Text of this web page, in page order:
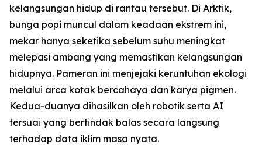
kelangsungan hidup di rantau tersebut. Di Arktik,
bunga popi muncul dalam keadaan ekstrem ini,
mekar hanya seketika sebelum suhu meningkat
melepasi ambang yang memastikan kelangsungan
hidupnya. Pameran ini menjejaki keruntuhan ekologi
melalui arca kotak bercahaya dan karya pigmen.
Kedua-duanya dihasilkan oleh robotik serta AI
tersuai yang bertindak balas secara langsung
terhadap data iklim masa nyata.